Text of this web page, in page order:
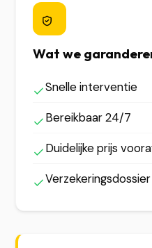
Wat we
Snelle interventie
Bereikbaar 24/7
Duidelijke prijs